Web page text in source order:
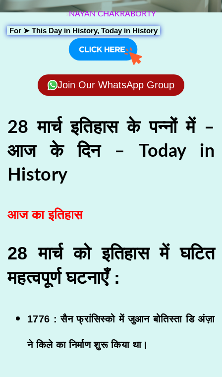
NAYAN CHAKRABORTY
For ➤ This Day in History, Today in History
Join Our WhatsApp Group
28 मार्च इतिहास के पन्नों में –
आज के दिन – Today in
History
आज का इतिहास
28 मार्च को इतिहास में घटित
महत्वपूर्ण घटनाएँ :
1776 : सैन फ्रांसिस्को में जुआन बोतिस्ता डि अंज़ा
ने किले का निर्माण शुरू किया था।